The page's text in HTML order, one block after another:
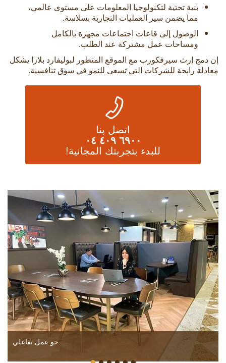
بنية تحتية لتكنولوجيا المعلومات على مستوى عالمي،
مما يضمن سير العمليات التجارية بسلاسة.
الوصول إلى قاعات اجتماعات مجهزة بالكامل
ومساحات عمل مشتركة عند الطلب.
إن دمج إرث سيرفكورب مع الموقع المتطور لبوليفارد بلازا يشكل
معادلة رابحة للشركات التي تسعى للنمو في سوق تنافسية.
اتصل بنا
٦٩٠٠ ٤٠٩ ٠٤
للبدء بتجربتك المجانية!
جو عمل تفاعلي